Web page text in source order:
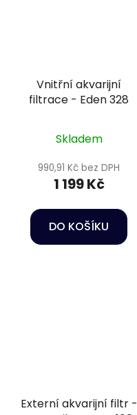
Vnitřní akvarijní
filtrace - Eden 328
Skladem
990,91 Kč bez DPH
1 199 Kč
DO KOŠÍKU
Externí akvarijní filtr -